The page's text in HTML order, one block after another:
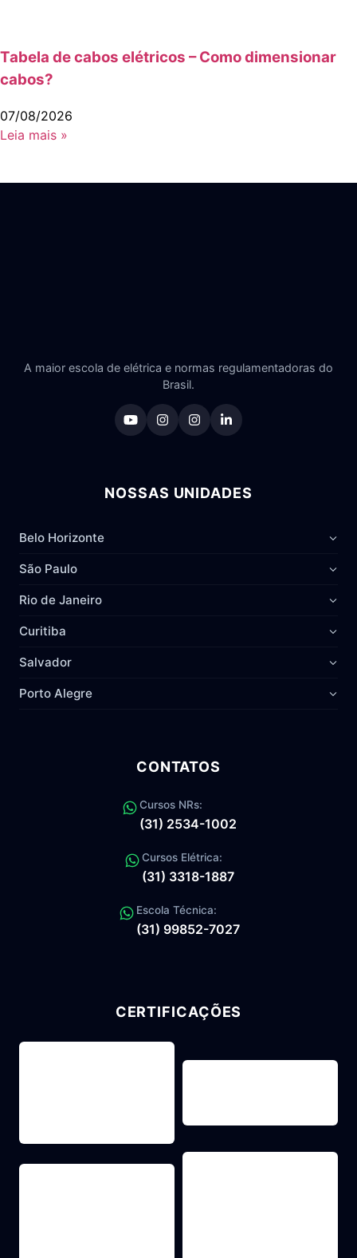
Tabela de cabos elétricos – Como dimensionar
cabos?
07/08/2026
Leia mais »
A maior escola de elétrica e normas regulamentadoras do
Brasil.
NOSSAS UNIDADES
Belo Horizonte
São Paulo
Rio de Janeiro
Curitiba
Salvador
Porto Alegre
CONTATOS
Cursos NRs:
(31) 2534-1002
Cursos Elétrica:
(31) 3318-1887
Escola Técnica:
(31) 99852-7027
CERTIFICAÇÕES